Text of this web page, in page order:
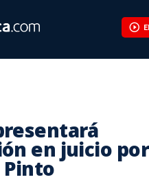
en juicio por
Pinto